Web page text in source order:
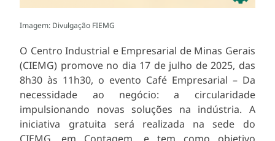
Imagem: Divulgação FIEMG
O Centro Industrial e Empresarial de Minas Gerais
(CIEMG) promove no dia 17 de julho de 2025, das
8h30 às 11h30, o evento Café Empresarial – Da
necessidade ao negócio: a circularidade
impulsionando novas soluções na indústria. A
iniciativa gratuita será realizada na sede do